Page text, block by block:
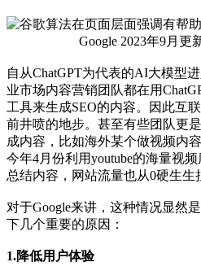
Google 2023年9月更
自从ChatGPT为代表的AI大模型
业市场内容营销团队都在用
工具来生成SEO的内容。因此互
前井喷的地步。甚至有些团队更
成内容，比如海外某个做视频内
今年4月份利用youtube的海量视
总结内容，网站流量也从0硬生生
对于Google来讲，这种情况显然
下几个重要的原因：
1.降低用户体验